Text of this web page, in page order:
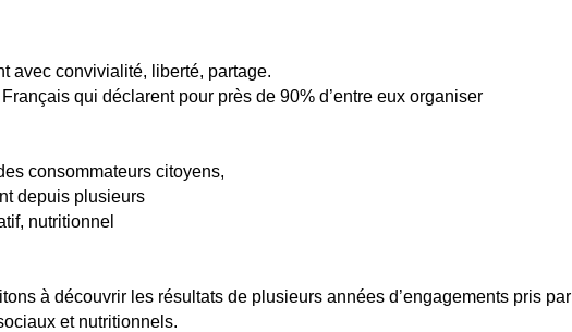
avec convivialité, liberté, partage.
qui déclarent pour près de 90% d’entre eux organiser
consommateurs citoyens,
depuis plusieurs
nutritionnel
à découvrir les résultats de plusieurs années d’engagements pris par
et nutritionnels.